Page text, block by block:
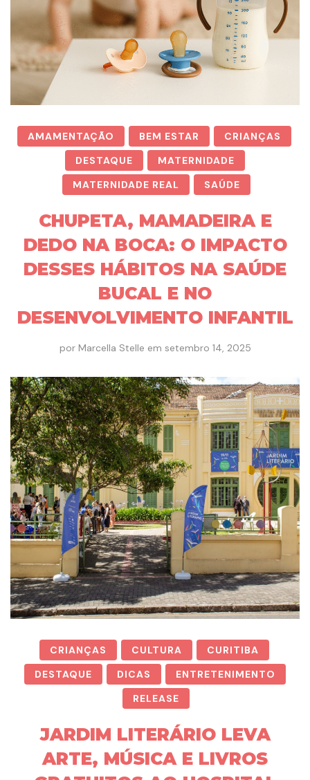
AMAMENTAÇÃO BEM ESTAR
CRIANÇAS
DESTAQUE
MATERNIDADE
MATERNIDADE REAL
SAÚDE
CHUPETA, MAMADEIRA E
DEDO NA BOCA: O IMPACTO
DESSES HÁBITOS NA SAÚDE
BUCAL E NO
DESENVOLVIMENTO INFANTIL
por Marcella Stelle em setembro 14, 2025
CRIANÇAS CULTURA
CURITIBA
DESTAQUE
DICAS
ENTRETENIMENTO
RELEASE
JARDIM LITERÁRIO LEVA
ARTE, MÚSICA E LIVROS